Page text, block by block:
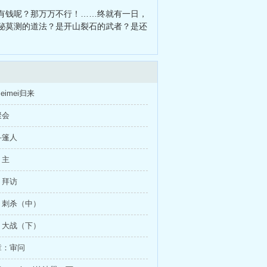
钱呢？那万万不行！……终就有一日，
莫测的道法？是开山裂石的武者？是还
归来
人
拜访
杀（中）
战（下）
审问